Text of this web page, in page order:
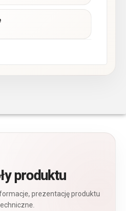
produktu
prezentację produktu